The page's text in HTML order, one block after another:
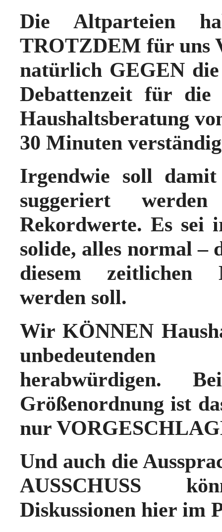
Die Altparteien
TROTZDEM für uns
natürlich GEGEN
Debattenzeit für
Haushaltsberatung
30 Minuten
Irgendwie soll
suggeriert
Rekordwerte. Es sei
solide, alles normal –
diesem zeitlichen
werden soll.
Wir KÖNNEN
unbedeutenden
herabwürdigen.
Größenordnung ist
nur
Und auch die
AUSSCHUSS
Diskussionen hier im